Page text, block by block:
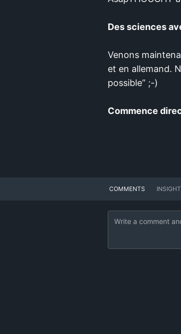
Des sciences
Venons
et en allemand.
possible” ;-)
Commence
COMMENTS